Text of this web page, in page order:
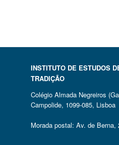
INSTITUTO DE ESTUDOS
TRADIÇÃO
Colégio Almada Negreiros
Campolide, 1099-085, Lisboa
Morada postal: Av. de Berna,